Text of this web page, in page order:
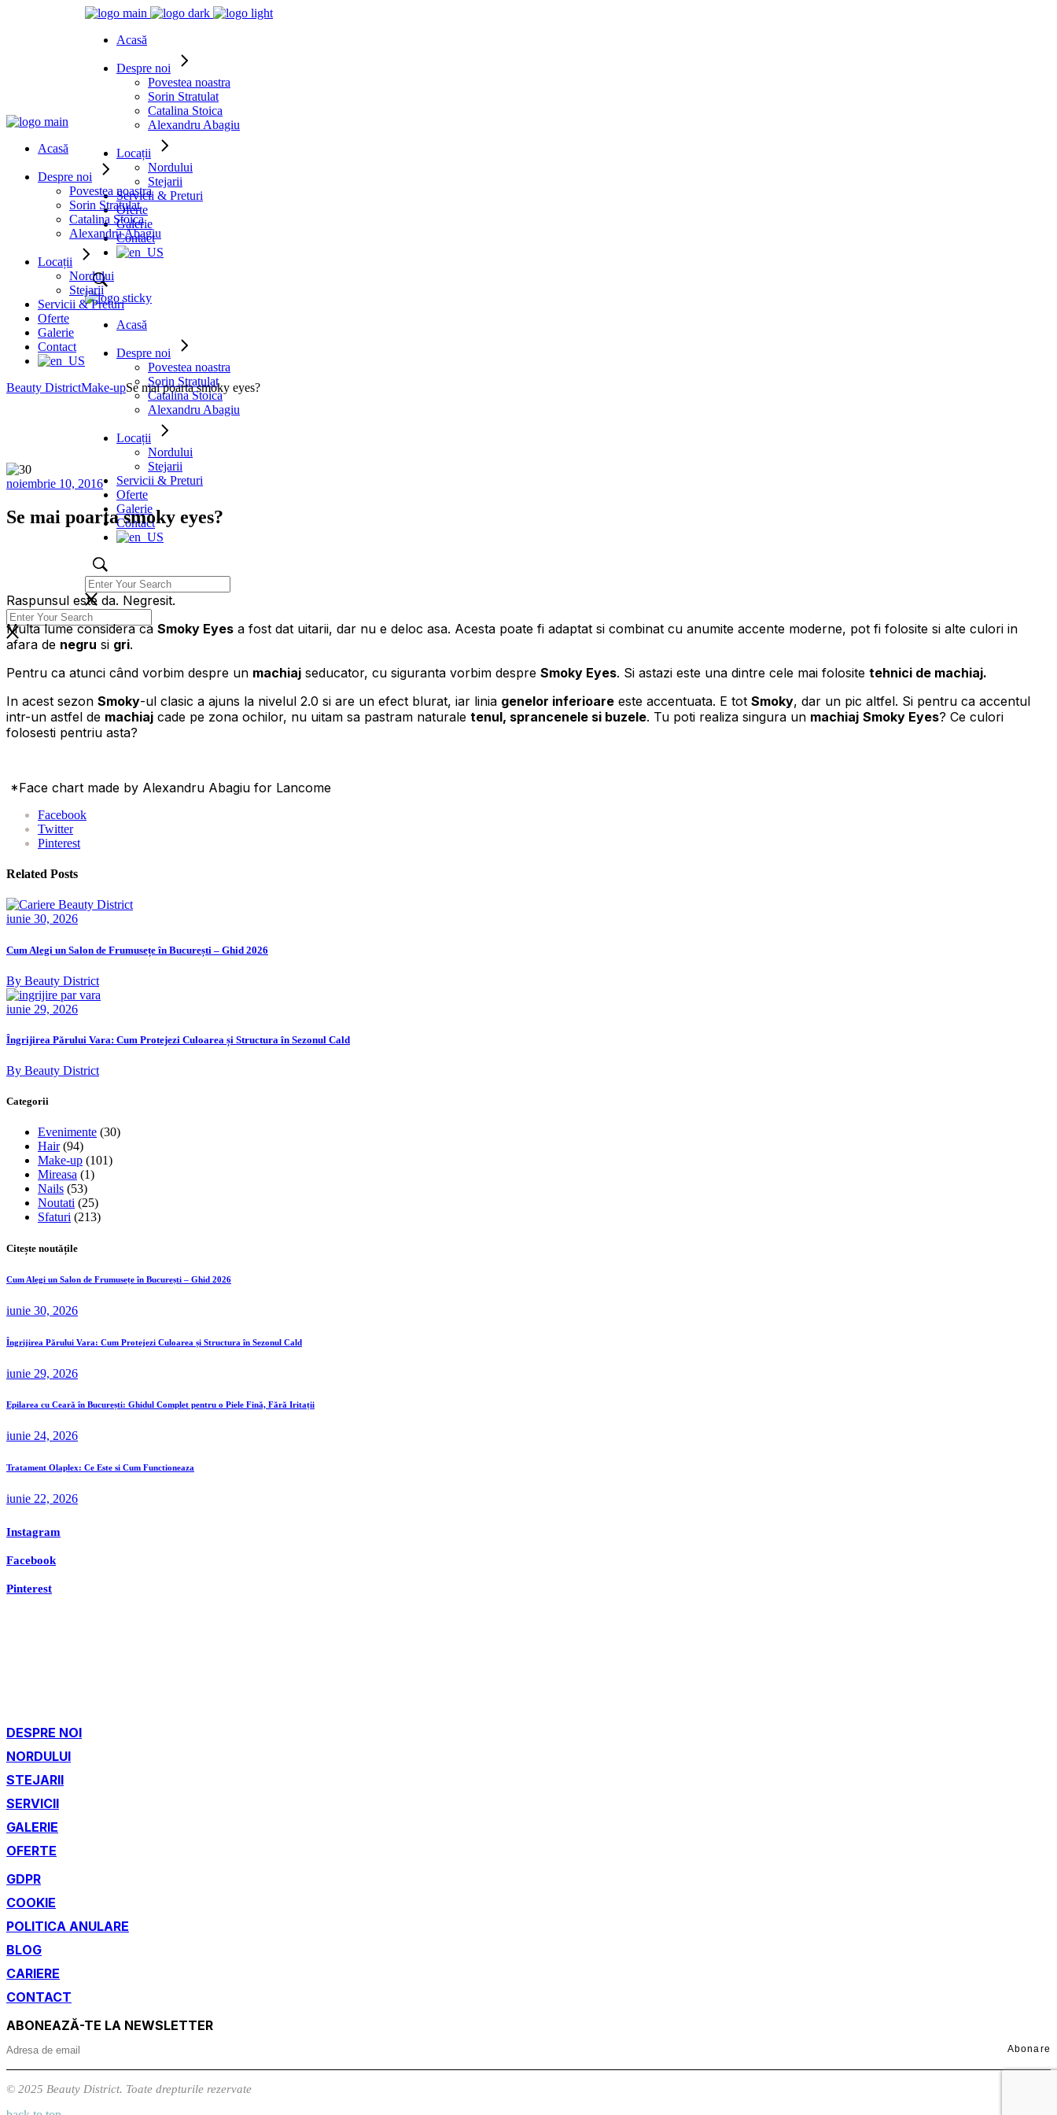
Acasă
Despre noi
Povestea noastra
Sorin Stratulat
Catalina Stoica
Alexandru Abagiu
Locații
Nordului
Stejarii
Servicii & Preturi
Oferte
Galerie
Contact
Acasă
Despre noi
Povestea noastra
Sorin Stratulat
Catalina Stoica
Alexandru Abagiu
Locații
Nordului
Stejarii
Servicii & Preturi
Oferte
Galerie
Contact
Acasă
Despre noi
Povestea noastra
Sorin Stratulat
Catalina Stoica
Alexandru Abagiu
Locații
Nordului
Stejarii
Servicii & Preturi
Oferte
Galerie
Contact
Beauty DistrictMake-upSe mai poarta smoky eyes?
noiembrie 10, 2016
Se mai poarta smoky eyes?
Raspunsul este da. Negresit.
Multa lume considera ca Smoky Eyes a fost dat uitarii, dar nu e deloc asa. Acesta poate fi adaptat si combinat cu anumite accente moderne, pot fi folosite si alte culori in
afara de negru si gri.
Pentru ca atunci când vorbim despre un machiaj seducator, cu siguranta vorbim despre Smoky Eyes. Si astazi este una dintre cele mai folosite tehnici de machiaj.
In acest sezon Smoky-ul clasic a ajuns la nivelul 2.0 si are un efect blurat, iar linia genelor inferioare este accentuata. E tot Smoky, dar un pic altfel. Si pentru ca accentul
intr-un astfel de machiaj cade pe zona ochilor, nu uitam sa pastram naturale tenul, sprancenele si buzele. Tu poti realiza singura un machiaj Smoky Eyes? Ce culori
folosesti pentriu asta?
*Face chart made by Alexandru Abagiu for Lancome
Facebook
Twitter
Pinterest
Related Posts
iunie 30, 2026
Cum Alegi un Salon de Frumusețe în București – Ghid 2026
By Beauty District
iunie 29, 2026
Îngrijirea Părului Vara: Cum Protejezi Culoarea și Structura în Sezonul Cald
By Beauty District
Categorii
Evenimente (30)
Hair(94)
Make-up (101)
Mireasa (1)
Nails (53)
Noutati (25)
Sfaturi (213)
Citește noutățile
Cum Alegi un Salon de Frumusețe în București – Ghid 2026
iunie 30, 2026
Îngrijirea Părului Vara: Cum Protejezi Culoarea și Structura în Sezonul Cald
iunie 29, 2026
Epilarea cu Ceară în București: Ghidul Complet pentru o Piele Fină, Fără Iritații
iunie 24, 2026
Tratament Olaplex: Ce Este si Cum Functioneaza
iunie 22, 2026
Instagram
Facebook
Pinterest
DESPRE NOI
NORDULUI
STEJARII
SERVICII
GALERIE
OFERTE
GDPR
COOKIE
POLITICA ANULARE
BLOG
CARIERE
CONTACT
ABONEAZĂ-TE LA NEWSLETTER
Abonare
© 2025 Beauty District. Toate drepturile rezervate